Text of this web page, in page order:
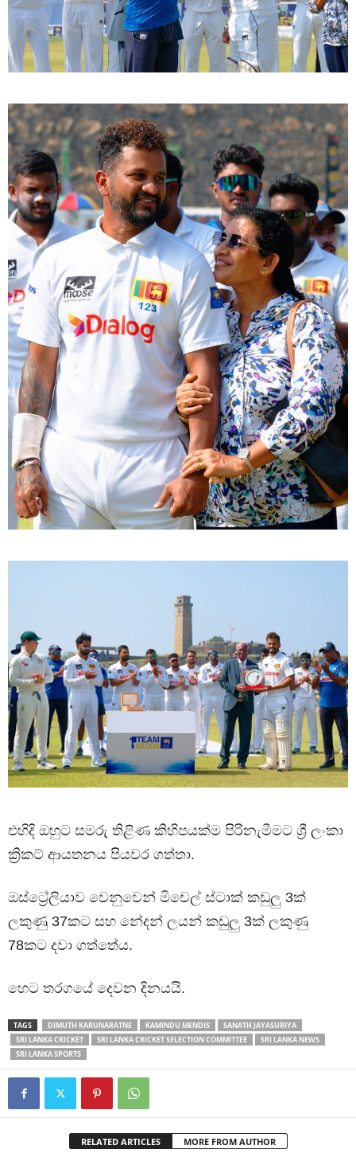
එහිදි ඔහුට සමරු තිළිණ කිහිපයක්ම පිරිනැමීමට ශ්‍රී ලංකා
ක්‍රිකට් ආයතනය පියවර ගත්තා.
ඔස්ට්‍රේලියාව වෙනුවෙන් මිචෙල් ස්ටාක් කඩුලු 3ක්
ලකුණු 37කට සහ නේදන් ලයන් කඩුලු 3ක් ලකුණු
78කට දවා ගත්තේය.
හෙට තරගයේ දෙවන දිනයයි.
TAGS DIMUTH KARUNARATNE KAMINDU MENDIS
SANATH JAYASURIYA
SRI LANKA CRICKET
SRI LANKA CRICKET SELECTION COMMITTEE
SRI LANKA NEWS
SRI LANKA SPORTS
RELATED ARTICLES MORE FROM AUTHOR